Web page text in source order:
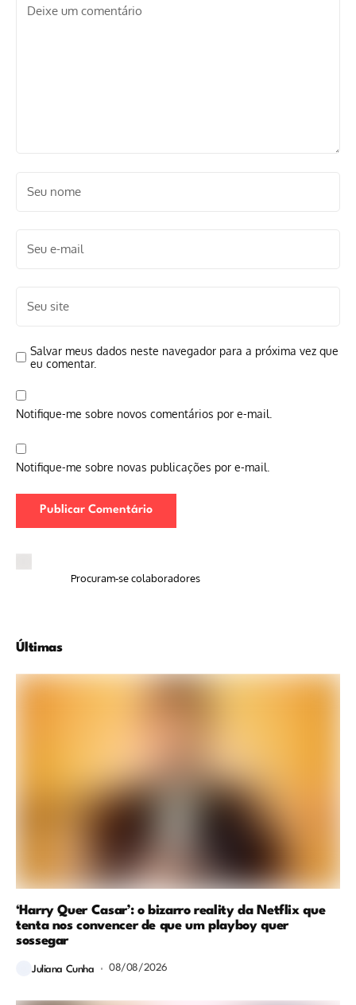
Salvar meus dados neste navegador para a próxima vez que
eu comentar.
Notifique-me sobre novos comentários por e-mail.
Notifique-me sobre novas publicações por e-mail.
Procuram-se colaboradores
Últimas
‘Harry Quer Casar’: o bizarro reality da Netflix que
tenta nos convencer de que um playboy quer
sossegar
Juliana Cunha 08/08/2026